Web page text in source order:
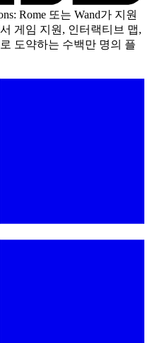
Rome 또는 Wand가 지원
게임 지원, 인터랙티브 맵,
도약하는 수백만 명의 플